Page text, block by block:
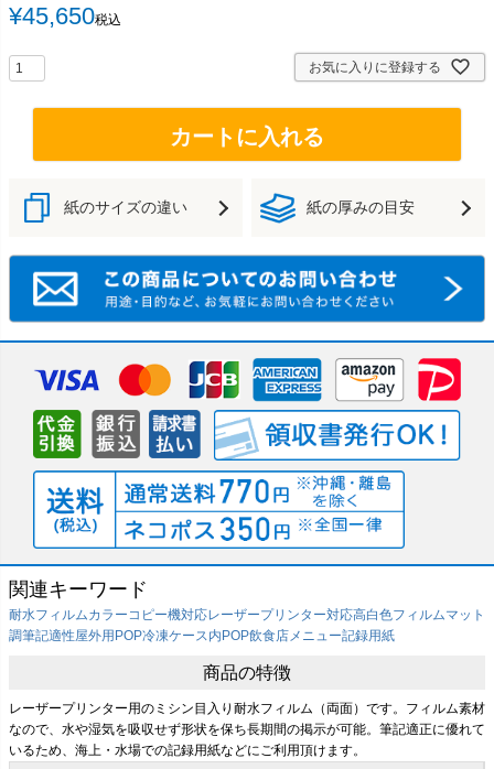
¥45,650税込
お気に入りに登録する
カートに入れる
紙のサイズの違い 紙の厚みの目安
関連キーワード
耐水フィルムカラーコピー機対応レーザープリンター対応高白色フィルムマット
調筆記適性屋外用POP冷凍ケース内POP飲食店メニュー記録用紙
商品の特徴
レーザープリンター用のミシン目入り耐水フィルム（両面）です。フィルム素材
なので、水や湿気を吸収せず形状を保ち長期間の掲示が可能。筆記適正に優れて
いるため、海上・水場での記録用紙などにご利用頂けます。